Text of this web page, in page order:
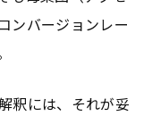
ンバージョンレー
釈には、それが妥